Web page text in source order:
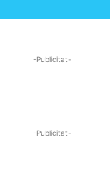
-Publicitat-
-Publicitat-